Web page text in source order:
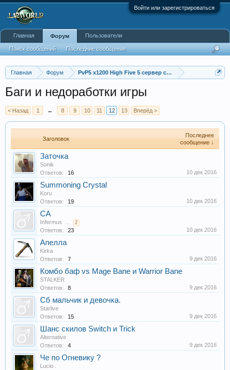
Войти или зарегистрироваться
Главная Форум PvP5 x1200 High Five 5 сервер с бафером
Баги и недоработки игры
< Назад 1 ← 8 9 10 11 12 13 Вперёд >
Заголовок
Последнее
сообщение ↓
Заточка
Sonik
Ответов:
16 10 дек 2016
Summoning Crystal
Koru
Ответов:
19 10 дек 2016
СА
Infermus ... 2
Ответов: 23 10 дек 2016
Апелла
Kirka
Ответов:
7 9 дек 2016
Комбо баф vs Mage Bane и Warrior Bane
STALKER
Ответов:
8 9 дек 2016
Сб мальчик и девочка.
Starlive
Ответов:
15 9 дек 2016
Шанс скилов Switch и Trick
Alternative
Ответов:
4 9 дек 2016
Че по Огневику ?
Lucio
Главная Форум
Поиск сообщений Последние сообщения
Пользователи